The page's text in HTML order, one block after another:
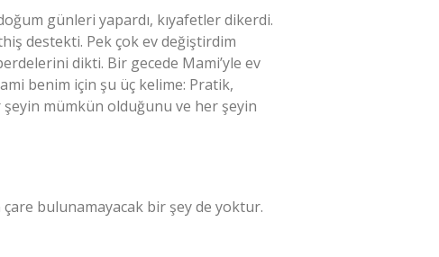
günleri yapardı, kıyafetler dikerdi.
destekti. Pek çok ev değiştirdim
dikti. Bir gecede Mami’yle ev
benim için şu üç kelime: Pratik,
mümkün olduğunu ve her şeyin
çare bulunamayacak bir şey de yoktur.